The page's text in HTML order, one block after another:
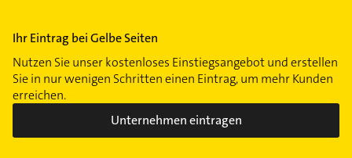
Ihr Eintrag bei Gelbe Seiten
Nutzen Sie unser kostenloses Einstiegsangebot und erstellen
Sie in nur wenigen Schritten einen Eintrag, um mehr Kunden
erreichen.
Unternehmen eintragen